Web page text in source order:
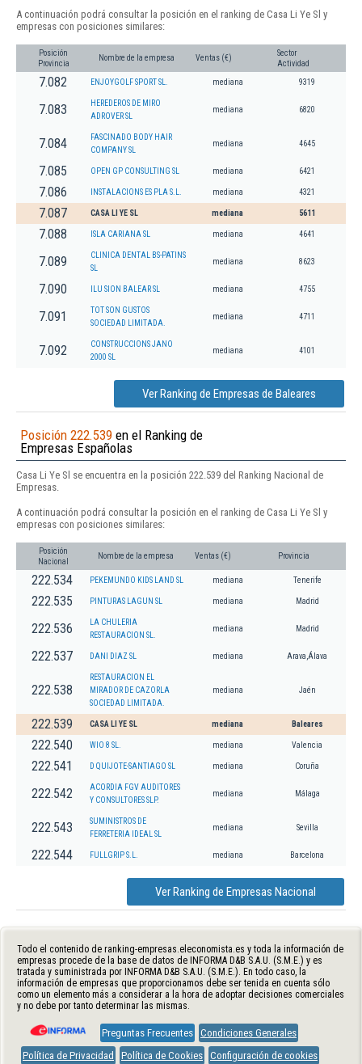
A continuación podrá consultar la posición en el ranking de Casa Li Ye Sl y
empresas con posiciones similares:
Posición
Provincia
Nombre de la empresa Ventas (€)
Sector
Actividad
7.082 ENJOYGOLF SPORT SL. mediana 9319
7.083
HEREDEROS DE MIRO
ADROVER SL
mediana 6820
7.084
FASCINADO BODY HAIR
COMPANY SL
mediana 4645
7.085 OPEN GP CONSULTING SL mediana 6421
7.086 INSTALACIONS ES PLA S.L. mediana 4321
7.087 CASA LI YE SL mediana 5611
7.088 ISLA CARIANA SL mediana 4641
7.089
CLINICA DENTAL BS-PATINS
SL
mediana 8623
7.090 ILU SION BALEAR SL mediana 4755
7.091
TOT SON GUSTOS
SOCIEDAD LIMITADA.
mediana 4711
7.092
CONSTRUCCIONS JANO
2000 SL
mediana 4101
Ver Ranking de Empresas de Baleares
Posición 222.539 en el Ranking de
Empresas Españolas
Casa Li Ye Sl se encuentra en la posición 222.539 del Ranking Nacional de
Empresas.
A continuación podrá consultar la posición en el ranking de Casa Li Ye Sl y
empresas con posiciones similares:
Posición
Nacional
Nombre de la empresa Ventas (€) Provincia
222.534 PEKEMUNDO KIDS LAND SL mediana Tenerife
222.535 PINTURAS LAGUN SL mediana Madrid
222.536
LA CHULERIA
RESTAURACION SL.
mediana Madrid
222.537 DANI DIAZ SL mediana Arava,Álava
222.538
RESTAURACION EL
MIRADOR DE CAZORLA
SOCIEDAD LIMITADA.
mediana Jaén
222.539 CASA LI YE SL mediana Baleares
222.540 WIO 8 SL. mediana Valencia
222.541 D QUIJOTE-SANTIAGO SL mediana Coruña
222.542
ACORDIA FGV AUDITORES
Y CONSULTORES SLP.
mediana Málaga
222.543
SUMINISTROS DE
FERRETERIA IDEAL SL
mediana Sevilla
222.544 FULLGRIP S.L. mediana Barcelona
Ver Ranking de Empresas Nacional
Todo el contenido de ranking-empresas.eleconomista.es y toda la información de
empresas procede de la base de datos de INFORMA D&B S.A.U. (S.M.E.) y es
tratada y suministrada por INFORMA D&B S.A.U. (S.M.E.). En todo caso, la
información de empresas que proporcionamos debe ser tenida en cuenta sólo
como un elemento más a considerar a la hora de adoptar decisiones comerciales
y no debe por tanto determinar las mismas.
Preguntas Frecuentes Condiciones Generales
Política de Privacidad
Política de Cookies Configuración de cookies